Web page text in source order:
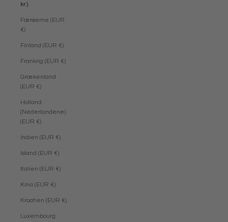
kr.)
Færøerne (EUR
€)
Finland (EUR €)
Frankrig (EUR €)
Grækenland
(EUR €)
Holland
(Nederlandene)
(EUR €)
Indien (EUR €)
Island (EUR €)
Italien (EUR €)
Kina (EUR €)
Kroatien (EUR €)
Luxembourg